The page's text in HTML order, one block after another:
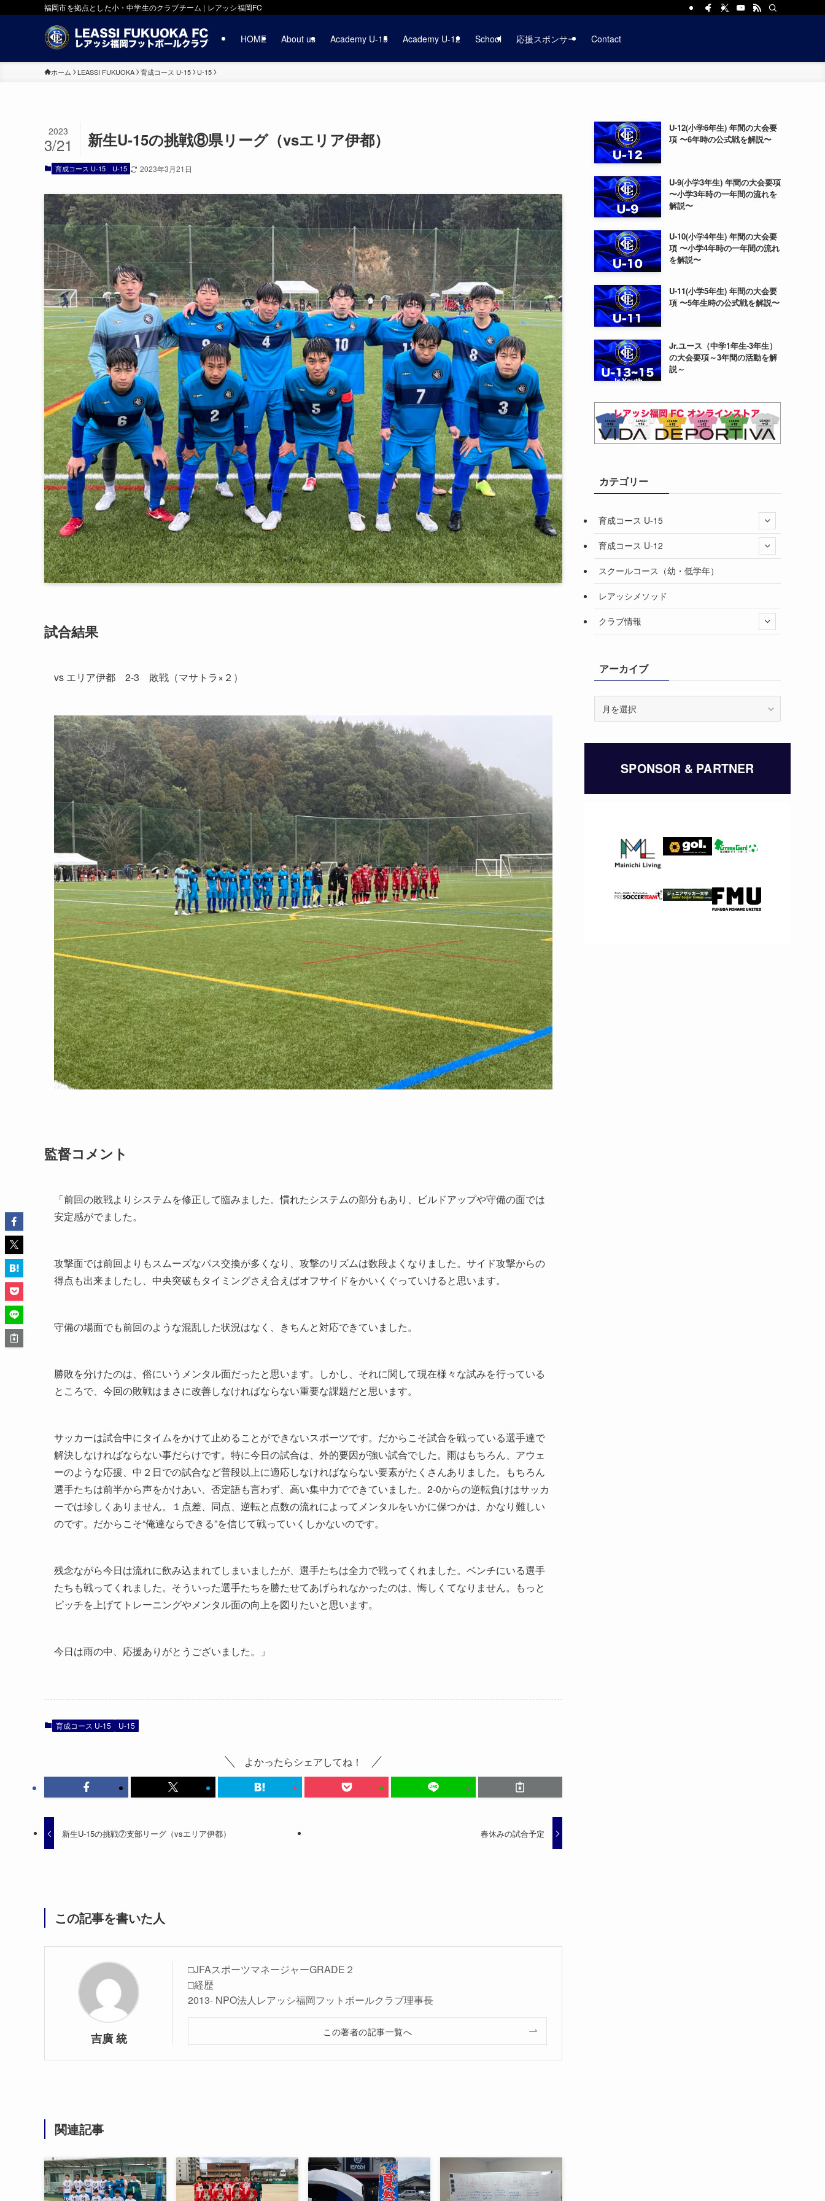
福岡市を拠点とした小・中学生のクラブチーム | レアッシ福岡FC
HOME About us Academy U-15 Academy U-12 School 応援スポンサー Contact
ホーム LEASSI FUKUOKA 育成コース U-15 U-15
新生U-15の挑戦⑧県リーグ（vsエリア伊都）
2023
3/21
育成コース U-15 U-15 2023年3月21日
試合結果
vs エリア伊都 2-3 敗戦（マサトラ×２）
監督コメント
「前回の敗戦よりシステムを修正して臨みました。慣れたシステムの部分もあり、ビルドアップや守備の面では
安定感がでました。
攻撃面では前回よりもスムーズなパス交換が多くなり、攻撃のリズムは数段よくなりました。サイド攻撃からの
得点も出来ましたし、中央突破もタイミングさえ合えばオフサイドをかいくぐっていけると思います。
守備の場面でも前回のような混乱した状況はなく、きちんと対応できていました。
勝敗を分けたのは、俗にいうメンタル面だったと思います。しかし、それに関して現在様々な試みを行っている
ところで、今回の敗戦はまさに改善しなければならない重要な課題だと思います。
サッカーは試合中にタイムをかけて止めることができないスポーツです。だからこそ試合を戦っている選手達で
解決しなければならない事だらけです。特に今日の試合は、外的要因が強い試合でした。雨はもちろん、アウェ
ーのような応援、中２日での試合など普段以上に適応しなければならない要素がたくさんありました。もちろん
選手たちは前半から声をかけあい、否定語も言わず、高い集中力でできていました。2-0からの逆転負けはサッカ
ーでは珍しくありません。１点差、同点、逆転と点数の流れによってメンタルをいかに保つかは、かなり難しい
のです。だからこそ“俺達ならできる”を信じて戦っていくしかないのです。
残念ながら今日は流れに飲み込まれてしまいましたが、選手たちは全力で戦ってくれました。ベンチにいる選手
たちも戦ってくれました。そういった選手たちを勝たせてあげられなかったのは、悔しくてなりません。もっと
ピッチを上げてトレーニングやメンタル面の向上を図りたいと思います。
今日は雨の中、応援ありがとうございました。」
育成コース U-15 U-15
よかったらシェアしてね！
新生U-15の挑戦⑦支部リーグ（vsエリア伊都） 春休みの試合予定
この記事を書いた人
吉廣 統
□JFAスポーツマネージャーGRADE２
□経歴
2013- NPO法人レアッシ福岡フットボールクラブ理事長
この著者の記事一覧へ
関連記事
U-12(小学6年生) 年間の大会要
項 〜6年時の公式戦を解説〜
U-9(小学3年生) 年間の大会要項
〜小学3年時の一年間の流れを
解説〜
U-10(小学4年生) 年間の大会要
項 〜小学4年時の一年間の流れ
を解説〜
U-11(小学5年生) 年間の大会要
項 〜5年生時の公式戦を解説〜
Jr.ユース（中学1年生-3年生）
の大会要項～3年間の活動を解
説～
カテゴリー
育成コース U-15
育成コース U-12
スクールコース（幼・低学年）
レアッシメソッド
クラブ情報
アーカイブ
イ
SPONSOR & PARTNER